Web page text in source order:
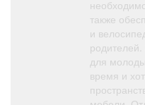
также
и
для
время и